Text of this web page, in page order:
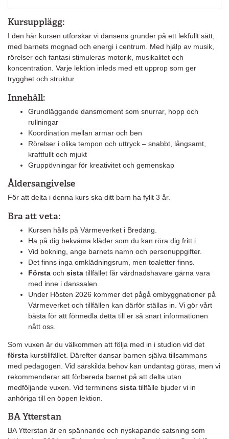
Kursupplägg:
I den här kursen utforskar vi dansens grunder på ett lekfullt sätt,
med barnets mognad och energi i centrum. Med hjälp av musik,
rörelser och fantasi stimuleras motorik, musikalitet och
koncentration. Varje lektion inleds med ett upprop som ger
trygghet och struktur.
Innehåll:
Grundläggande dansmoment som snurrar, hopp och
rullningar
Koordination mellan armar och ben
Rörelser i olika tempon och uttryck – snabbt, långsamt,
kraftfullt och mjukt
Gruppövningar för kreativitet och gemenskap
Åldersangivelse
För att delta i denna kurs ska ditt barn ha fyllt 3 år.
Bra att veta:
Kursen hålls på Värmeverket i Bredäng.
Ha på dig bekväma kläder som du kan röra dig fritt i.
Vid bokning, ange barnets namn och personuppgifter.
Det finns inga omklädningsrum, men toaletter finns.
Första och sista tillfället får vårdnadshavare gärna vara
med inne i danssalen.
Under Hösten 2026 kommer det pågå ombyggnationer på
Värmeverket och tillfällen kan därför ställas in. Vi gör vårt
bästa för att förmedla detta till er så snart informationen
nått oss.
Som vuxen är du välkommen att följa med in i studion vid det
första kurstillfället. Därefter dansar barnen själva tillsammans
med pedagogen. Vid särskilda behov kan undantag göras, men vi
rekommenderar att förbereda barnet på att delta utan
medföljande vuxen. Vid terminens sista tillfälle bjuder vi in
anhöriga till en öppen lektion.
BA Ytterstan
BA Ytterstan är en spännande och nyskapande satsning som